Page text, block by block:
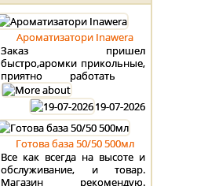
Ароматизатори Inawera
Заказ пришел
быстро,аромки прикольные,
приятно работать
19-07-2026
Готова база 50/50 500мл
Все как всегда на высоте и
обслуживание, и товар.
Магазин рекомендую.